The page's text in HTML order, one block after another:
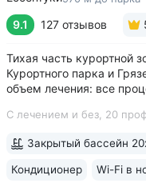
9.1 127 отзывов
Тихая часть курортной
Курортного парка и
объем лечения: все
путевки включены
С лечением и без, 20
Закрытый бассейн
Кондиционер Wi-Fi в